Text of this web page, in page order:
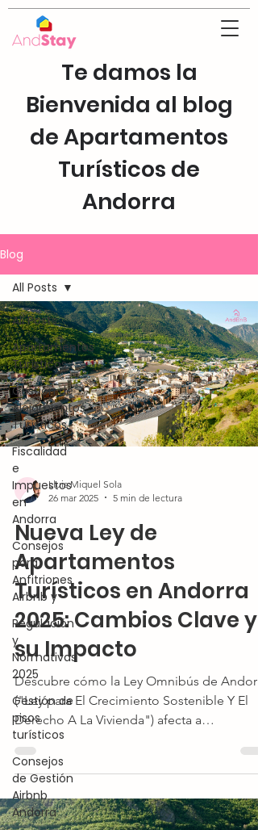
Te damos la
Bienvenida al blog
de Apartamentos
Turísticos de
Andorra
Blog
All Posts
Apartamentos
Turísticos
Gestión de
Alojamientos
Turísticos
Fiscalidad
e
Impuestos
en
Andorra
Consejos
para
Anfitriones
Airbnb y
Regulación
y
Normativas
2025
Gestión de
pisos
turísticos
Consejos
de Gestión
Airbnb
Andorra
All Posts
Lluis Miquel Sola
26 mar 2025
5 min de lectura
Nueva Ley de
Apartamentos
Turísticos en Andorra
2025: Cambios Clave y
su Impacto
Descubre cómo la Ley Omnibús de
("Ley para El Crecimiento Sostenible Y El
Derecho A La Vivienda") afecta a
apartamentos turísticos.